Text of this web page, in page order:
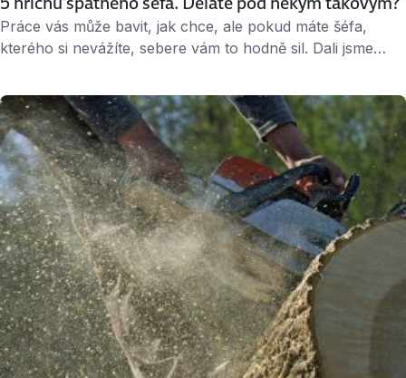
Práce vás může bavit, jak chce, ale pokud máte šéfa,
kterého si nevážíte, sebere vám to hodně sil. Dali jsme
si lidé nad sebou přejí, když chtějí svou práci dělat dobře.
1. hřích: Nerozsekne Porada pomalu končí. Zazněla
hromada nápadů a snad všechna myslitelná pro a …